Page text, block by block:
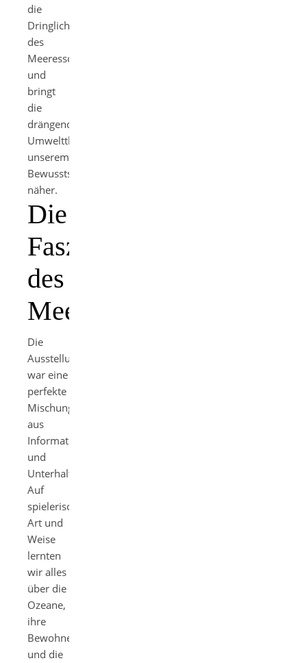
die
Dringlichkeit
des
Meeresschutzes
und
bringt
die
drängenden
Umweltthemen
unserem
Bewusstsein
näher.
Die
Faszination
des
Meeres
Die
Ausstellung
war eine
perfekte
Mischung
aus
Information
und
Unterhaltung.
Auf
spielerische
Art und
Weise
lernten
wir alles
über die
Ozeane,
ihre
Bewohner
und die